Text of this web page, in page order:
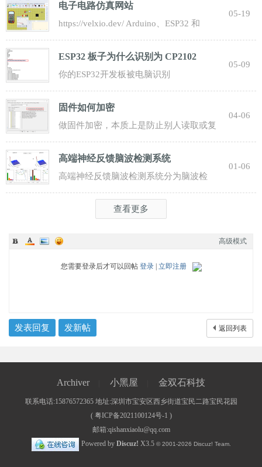
字签名者：
电子电路仿真网站
https://velxio.dev/ Arduino、ESP32 和
Raspberry Pi。 直接在您的浏览器中即可使
05-19
ESP32 板子为什么识别为 CP2102
你的ESP32开发板被电脑识别
为“CP2102”，这并不是一个错误，而是完
全正常的现象。这
05-09
固件如何加密
做固件加密，本质上是防止别人读取或复
制你的程序。常见做法分为“芯片级保护 +
软件
04-06
高端神经反馈脑波检测系统
高端神经反馈脑波检测系统分为脑波检
测、脑波分析、脑波解码三个部分。 前端
01-06
查看更多
高级模式
您需要登录后才可以回帖 登录| 立即注册
发表回复 发新帖 返回列表
Archiver 小黑屋 金双石科技
联系电话:15876572365 地址:深圳市宝安区西乡街道宝民二路宝民花园
( 粤ICP备2021100124号-1 )
邮箱:qishanxiaolu@qq.com
Powered by Discuz! X3.5 © 2001-2026 Discuz! Team.